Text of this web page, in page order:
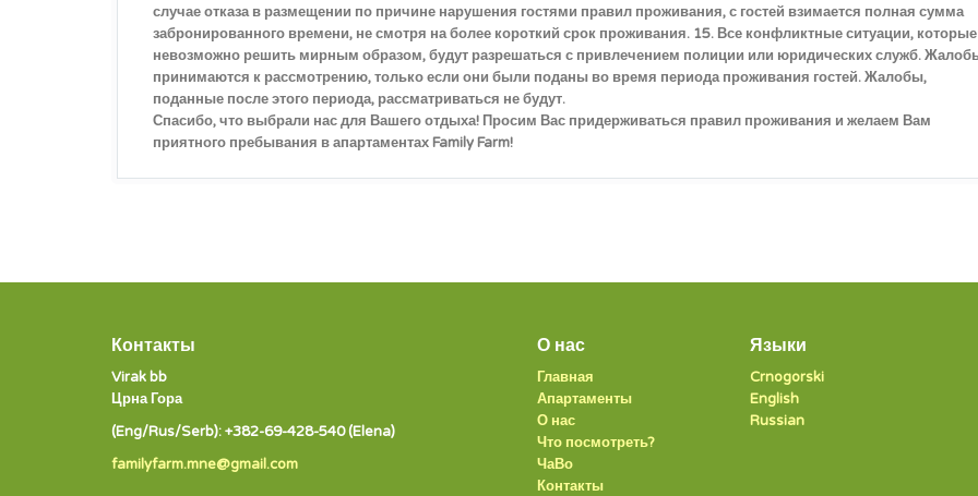
случае отказа в размещении по причине нарушения гостями правил проживания, с гостей взимается полная сумма
забронированного времени, не смотря на более короткий срок проживания. 15. Все конфликтные ситуации, которые
невозможно решить мирным образом, будут разрешаться с привлечением полиции или юридических служб.
принимаются к рассмотрению, только если они были поданы во время периода проживания гостей. Жалобы,
поданные после этого периода, рассматриваться не будут.
Спасибо, что выбрали нас для Вашего отдыха! Просим Вас придерживаться правил проживания и желаем Вам
приятного пребывания в апартаментах Family Farm!
Контакты
Virak bb
Црна Гора
(Eng/Rus/Serb): +382-69-428-540 (Elena)
familyfarm.mne@gmail.com
О нас
Главная
Апартаменты
О нас
Что посмотреть?
ЧаВо
Контакты
Языки
Crnogorski
English
Russian